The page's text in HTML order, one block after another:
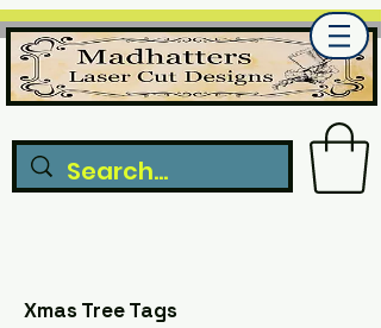
Xmas Tree Tags